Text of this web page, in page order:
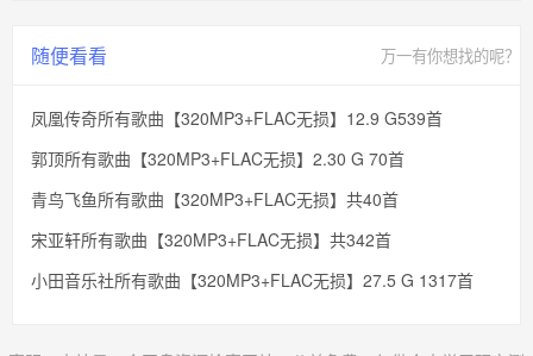
随便看看 万一有你想找的呢？
凤凰传奇所有歌曲【320MP3+FLAC无损】12.9 G539首
郭顶所有歌曲【320MP3+FLAC无损】2.30 G 70首
青鸟飞鱼所有歌曲【320MP3+FLAC无损】共40首
宋亚轩所有歌曲【320MP3+FLAC无损】共342首
小田音乐社所有歌曲【320MP3+FLAC无损】27.5 G 1317首